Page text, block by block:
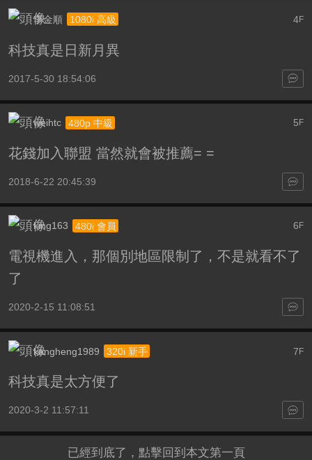
4F
李金順 1080i 高級
科技真是日新月異
2017-5-30 18:54:06
5 F
weihtc 480p 中級
花錢加入聯盟 當然就會被推薦= =
2018-6-22 20:45:39
6 F
king163 480i 會員
電視機進入，那個別地區限制了，不是就看不了
了
2020-2-15 11:08:51
7F
kangheng1989 320i 新手
科技真是太方便了
2020-3-2 11:57:11
已經到底了，點擊回到本文第一頁